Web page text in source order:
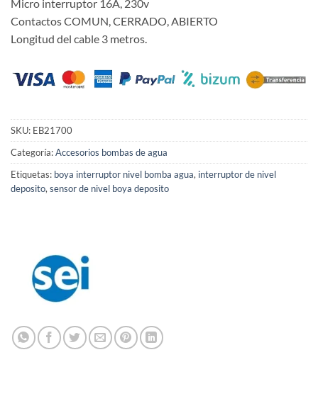
Micro interruptor 16A, 230v
Contactos COMUN, CERRADO, ABIERTO
Longitud del cable 3 metros.
SKU: EB21700
Categoría:Accesorios bombas de agua
Etiquetas: boya interruptor nivel bomba agua, interruptor de nivel
deposito,sensor de nivel boya deposito